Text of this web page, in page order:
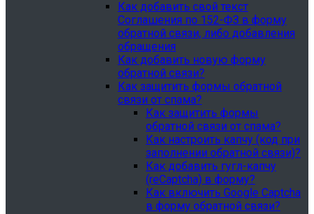
Как добавить свой текст
Соглашения по 152-ФЗ в форму
обратной связи, либо добавления
обращения
Как добавить новую форму
обратной связи?
Как защитить формы обратной
связи от спама?
Как защитить формы
обратной связи от спама?
Как настроить капчу (код при
заполнении обратной связи)?
Как добавить гугл-капчу
(reCaptcha) в форму?
Как включить Google Captcha
в форму обратной связи?